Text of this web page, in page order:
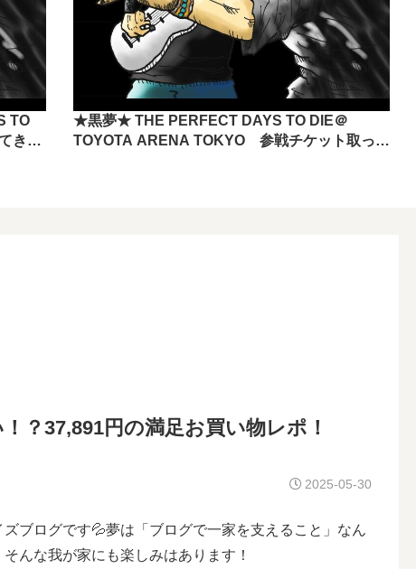
TO
きま
★黒夢★ THE PERFECT DAYS TO DIE＠
TOYOTA ARENA TOKYO 参戦チケット取って
？37,891円の満足お買い物レポ！
2025-05-30
ブログです💦夢は「ブログで一家を支えること」なん
んな我が家にも楽しみはあります！